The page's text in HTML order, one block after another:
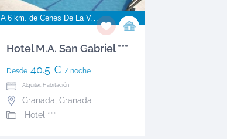
A 6 km. de Cenes De La Vega
Hotel M.A. San Gabriel ***
Desde40.5 € / noche
Alquiler: Habitación
Granada Granada
Hotel ***